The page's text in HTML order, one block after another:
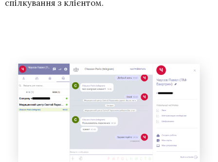
спілкування з клієнтом.